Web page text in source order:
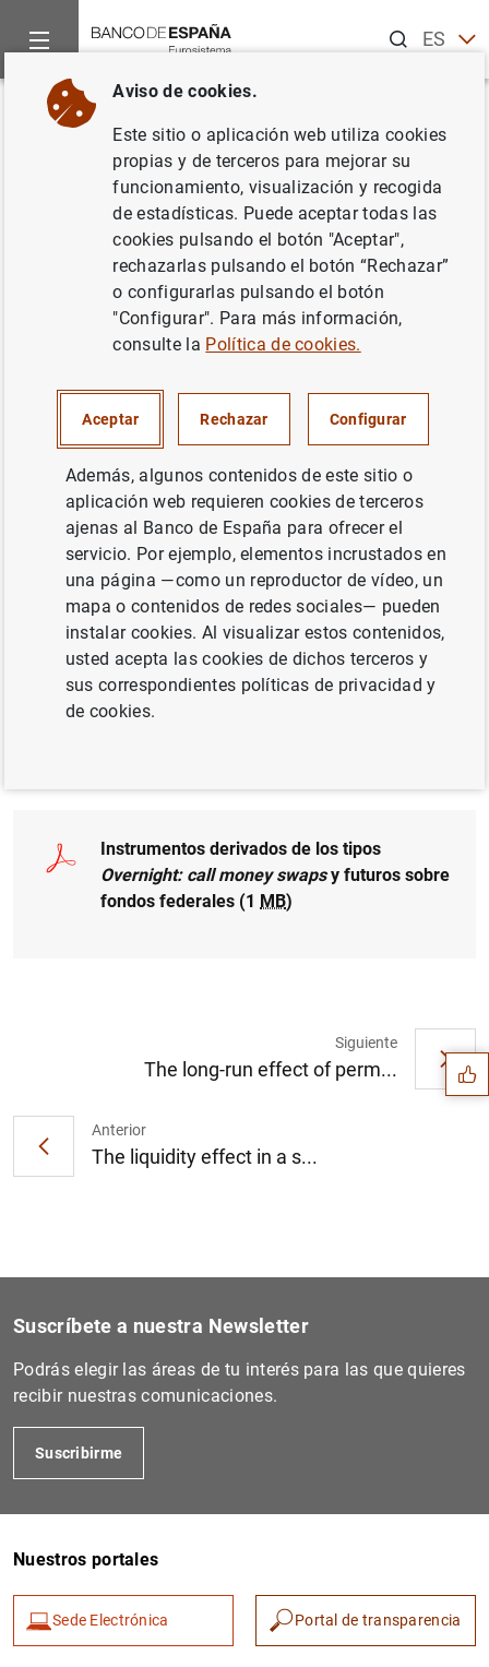
ESEN
Inicio Publicaciones
Volver
Instrumentos derivados de los
Overnight: call money
y futuros sobre fondos
federales
Serie: Documentos de Trabajo. 9901.
Autor: José Ramón Martínez Resano
COMPETITIVIDAD
RIESGOS FINANCIEROS
MÉTODOS CUANTITATIVOS
MERCADOS FINANCIEROS
Instrumentos derivados de los tipos
Overnight: call money swapsy futuros sobre
fondos federales (1 MB)
Anterior
The liquidity effect in a s...
Siguiente
The long-run effect of perm... Sugerencias
Suscríbete a nuestra Newsletter
Podrás elegir las áreas de tu interés para las que quieres
recibir nuestras comunicaciones.
Suscribirme
Nuestros portales
Sede Electrónica Portal de transparencia
Aviso de cookies.
Este sitio o aplicación web utiliza cookies
propias y de terceros para mejorar su
funcionamiento, visualización y recogida
de estadísticas. Puede aceptar todas las
cookies pulsando el botón "Aceptar",
rechazarlas pulsando el botón “Rechazar”
o configurarlas pulsando el botón
"Configurar". Para más información,
consulte la Política de cookies.
Aceptar Rechazar Configurar
Además, algunos contenidos de este sitio o
aplicación web requieren cookies de terceros
ajenas al Banco de España para ofrecer el
servicio. Por ejemplo, elementos incrustados en
una página —como un reproductor de vídeo, un
mapa o contenidos de redes sociales— pueden
instalar cookies. Al visualizar estos contenidos,
usted acepta las cookies de dichos terceros y
sus correspondientes políticas de privacidad y
de cookies.